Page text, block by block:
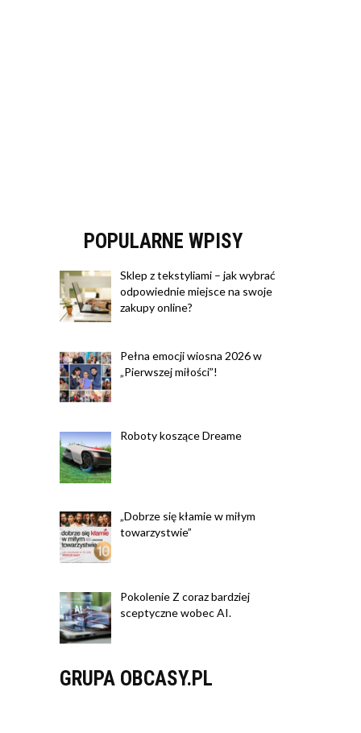
POPULARNE WPISY
Sklep z tekstyliami – jak wybrać
odpowiednie miejsce na swoje
zakupy online?
Pełna emocji wiosna 2026 w
„Pierwszej miłości”!
Roboty koszące Dreame
„Dobrze się kłamie w miłym
towarzystwie”
Pokolenie Z coraz bardziej
sceptyczne wobec AI.
GRUPA OBCASY.PL